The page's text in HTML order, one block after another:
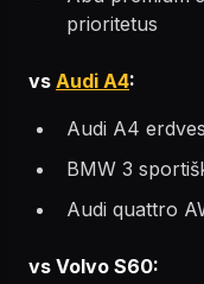
prioritetus
vs Audi A4:
Audi A4
BMW 3
Audi quattro
vs Volvo S60: